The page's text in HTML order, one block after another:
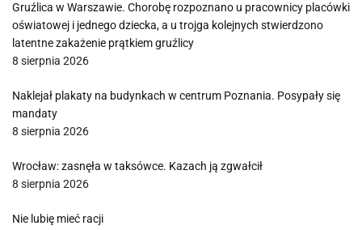
Gruźlica w Warszawie. Chorobę rozpoznano u pracownicy placówki
oświatowej i jednego dziecka, a u trojga kolejnych stwierdzono
latentne zakażenie prątkiem gruźlicy
8 sierpnia 2026
Naklejał plakaty na budynkach w centrum Poznania. Posypały się
mandaty
8 sierpnia 2026
Wrocław: zasnęła w taksówce. Kazach ją zgwałcił
8 sierpnia 2026
Nie lubię mieć racji